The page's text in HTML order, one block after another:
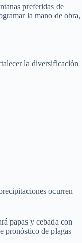
preferidas de
la mano de obra,
la diversificación
ocurren
papas y cebada con
pronóstico de plagas —